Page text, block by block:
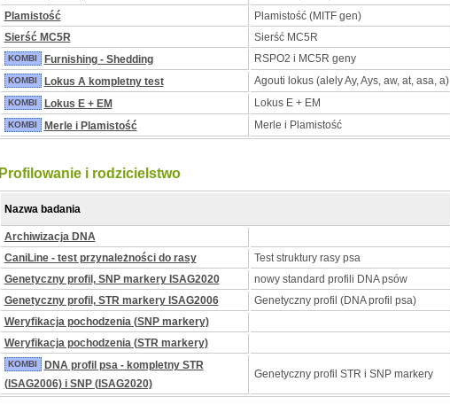
Plamistość
Plamistość (MITF gen)
Sierść MC5R
Sierść MC5R
KOMBI Furnishing - Shedding RSPO2 i MC5R geny
KOMBI Lokus A kompletny test Agouti lokus (alely Ay, Ays, aw, at, asa, a)
KOMBI Lokus E + EM Lokus E + EM
KOMBI Merle i Plamistość Merle i Plamistość
Profilowanie i rodzicielstwo
Nazwa badania
Archiwizacja DNA
CaniLine - test przynależności do rasy
Test struktury rasy psa
Genetyczny profil, SNP markery ISAG2020
nowy standard profili DNA psów
Genetyczny profil, STR markery ISAG2006
Genetyczny profil (DNA profil psa)
Weryfikacja pochodzenia (SNP markery)
Weryfikacja pochodzenia (STR markery)
KOMBI
DNA profil psa - kompletny STR
(ISAG2006) i SNP (ISAG2020)
Genetyczny profil STR i SNP markery